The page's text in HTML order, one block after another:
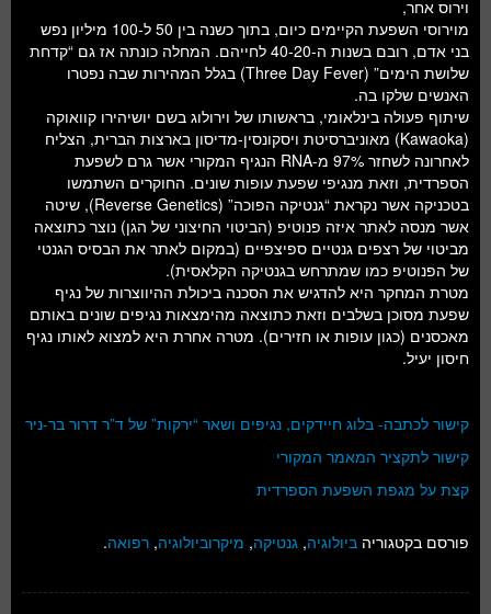
וירוס אחר,
מוירוסי השפעת הקיימים כיום, בתוך כשנה בין 50 ל-100 מיליון נפש
בני אדם, רובם בשנות ה-40-20 לחייהם. המחלה כונתה אז גם “קדחת
שלושת הימים” (Three Day Fever) בגלל המהירות שבה נפטרו
האנשים שלקו בה.
שיתוף פעולה בינלאומי, בראשותו של וירולוג בשם יושיהירו קוואוקה
(Kawaoka) מאוניברסיטת ויסקונסין-מדיסון בארצות הברית, הצליח
לאחרונה לשחזר 97% מ-RNA הנגיף המקורי אשר גרם לשפעת
הספרדית, וזאת מנגיפי שפעת עופות שונים. החוקרים השתמשו
בטכניקה אשר נקראת “גנטיקה הפוכה” (Reverse Genetics), שיטה
אשר מנסה לאתר איזה פנוטיפ (הביטוי החיצוני של הגן) נוצר כתוצאה
מביטוי של רצפים גנטיים ספיצפיים (במקום לאתר את הבסיס הגנטי
של הפנוטיפ כמו שמתרחש בגנטיקה הקלאסית).
מטרת המחקר היא להדגיש את הסכנה ביכולת ההיווצרות של נגיף
שפעת מסוכן בשלבים וזאת כתוצאה מהימצאות נגיפים שונים באותם
מאכסנים (כגון עופות או חזירים). מטרה אחרת היא למצוא לאותו נגיף
חיסון יעיל.
קישור לכתבה- בלוג חיידקים, נגיפים ושאר “ירקות” של ד”ר דרור בר-ניר
קישור לתקציר המאמר המקורי
קצת על מגפת השפעת הספרדית
פורסם בקטגוריה ביולוגיה, גנטיקה, מיקרוביולוגיה, רפואה.